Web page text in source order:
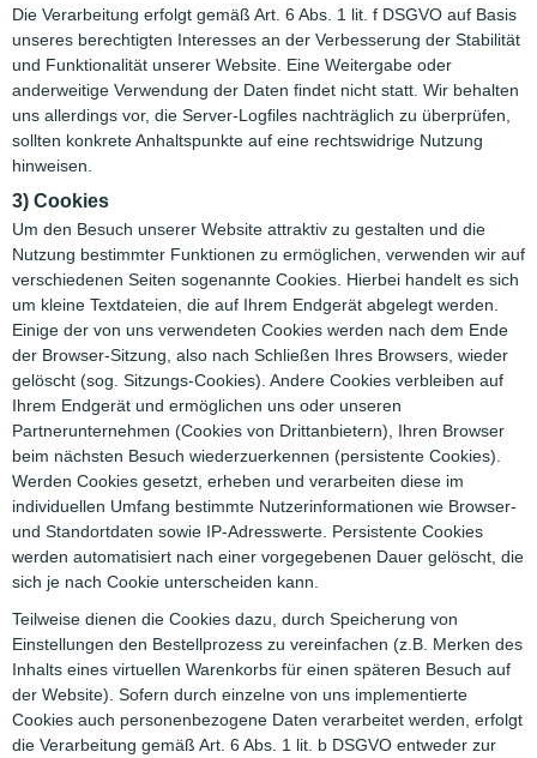
Die Verarbeitung erfolgt gemäß Art. 6 Abs. 1 lit. f DSGVO auf Basis
unseres berechtigten Interesses an der Verbesserung der Stabilität
und Funktionalität unserer Website. Eine Weitergabe oder
anderweitige Verwendung der Daten findet nicht statt. Wir behalten
uns allerdings vor, die Server-Logfiles nachträglich zu überprüfen,
sollten konkrete Anhaltspunkte auf eine rechtswidrige Nutzung
hinweisen.
3) Cookies
Um den Besuch unserer Website attraktiv zu gestalten und die
Nutzung bestimmter Funktionen zu ermöglichen, verwenden wir auf
verschiedenen Seiten sogenannte Cookies. Hierbei handelt es sich
um kleine Textdateien, die auf Ihrem Endgerät abgelegt werden.
Einige der von uns verwendeten Cookies werden nach dem Ende
der Browser-Sitzung, also nach Schließen Ihres Browsers, wieder
gelöscht (sog. Sitzungs-Cookies). Andere Cookies verbleiben auf
Ihrem Endgerät und ermöglichen uns oder unseren
Partnerunternehmen (Cookies von Drittanbietern), Ihren Browser
beim nächsten Besuch wiederzuerkennen (persistente Cookies).
Werden Cookies gesetzt, erheben und verarbeiten diese im
individuellen Umfang bestimmte Nutzerinformationen wie Browser-
und Standortdaten sowie IP-Adresswerte. Persistente Cookies
werden automatisiert nach einer vorgegebenen Dauer gelöscht, die
sich je nach Cookie unterscheiden kann.
Teilweise dienen die Cookies dazu, durch Speicherung von
Einstellungen den Bestellprozess zu vereinfachen (z.B. Merken des
Inhalts eines virtuellen Warenkorbs für einen späteren Besuch auf
der Website). Sofern durch einzelne von uns implementierte
Cookies auch personenbezogene Daten verarbeitet werden, erfolgt
die Verarbeitung gemäß Art. 6 Abs. 1 lit. b DSGVO entweder zur